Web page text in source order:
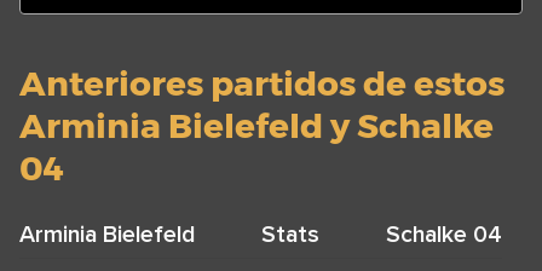
Anteriores partidos de estos
Arminia Bielefeld y Schalke
04
Arminia Bielefeld Stats Schalke 04